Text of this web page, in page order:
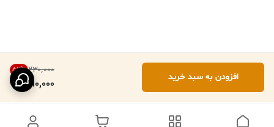
۲۳۰٬۰۰۰ 52%
110,000
افزودن به سبد خرید